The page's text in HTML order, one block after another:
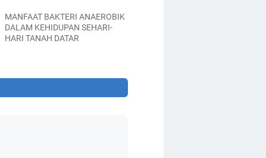
MANFAAT BAKTERI ANAEROBIK
DALAM KEHIDUPAN SEHARI-
HARI TANAH DATAR